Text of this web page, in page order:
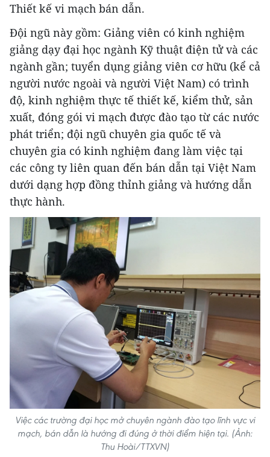
Thiết kế vi mạch bán dẫn.
Đội ngũ này gồm: Giảng viên có kinh nghiệm
giảng dạy đại học ngành Kỹ thuật điện tử và các
ngành gần; tuyển dụng giảng viên cơ hữu (kể cả
người nước ngoài và người Việt Nam) có trình
độ, kinh nghiệm thực tế thiết kế, kiểm thử, sản
xuất, đóng gói vi mạch được đào tạo từ các nước
phát triển; đội ngũ chuyên gia quốc tế và
chuyên gia có kinh nghiệm đang làm việc tại
các công ty liên quan đến bán dẫn tại Việt Nam
dưới dạng hợp đồng thỉnh giảng và hướng dẫn
thực hành.
Việc các trường đại học mở chuyên ngành đào tạo lĩnh vực vi
mạch, bán dẫn là hướng đi đúng ở thời điểm hiện tại. (Ảnh:
Thu Hoài/TTXVN)